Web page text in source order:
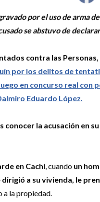
por el uso de arma
se abstuvo de
contra las
por los delitos de
en concurso real con
Eduardo López.
la acusación en
en Cachi , cuando un
a su vivienda, le
a la propiedad.